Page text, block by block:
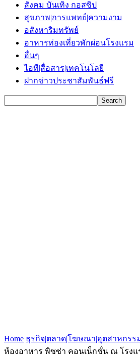
สังคม บันเทิง กอสซิป
สุขภาพ|การแพทย์|ความงาม
อสังหาริมทรัพย์
อาหารท่องเที่ยวพักผ่อนโรงแรม
อื่นๆ
ไอที|สื่อสาร|เทคโนโลยี
ฝากข่าวประชาสัมพันธ์ฟรี
Home ธุรกิจ|ตลาด|โฆษณา|อุตสาหกรร
ห้องอาหาร พิซซ่า คอนเน็กชั่น ณ โรงแ